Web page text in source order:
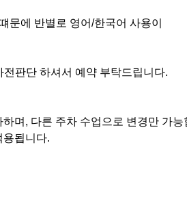
문에 반별로 영어/한국어 사용이
판단 하셔서 예약 부탁드립니다.
며, 다른 주차 수업으로 변경만 가능
용됩니다.